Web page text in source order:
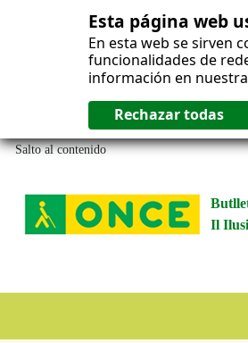
Esta página web
En esta web se sirven
funcionalidades de
información en nuestra
Salto al contenido
Il